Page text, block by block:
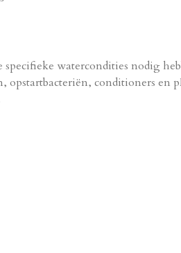
watercondities nodig
opstartbacteriën, conditioners